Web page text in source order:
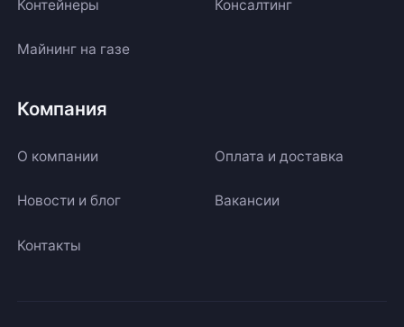
Контейнеры
Майнинг на газе
Консалтинг
Компания
О компании Оплата и доставка
Новости и блог Вакансии
Контакты